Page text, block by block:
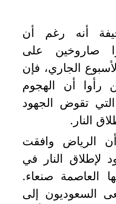
أنه رغم أن
صاروخين على
الجاري، فإن
رأوا أن الهجوم
تقوض الجهود
النار.
الرياض وافقت
النار في
العاصمة صنعاء.
السعوديون إلى